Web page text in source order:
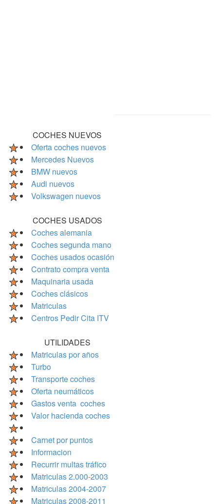
COCHES NUEVOS
Oferta coches nuevos
Mercedes Nuevos
BMW nuevos
Audi nuevos
Volkswagen nuevos
COCHES USADOS
Coches alemania
Coches segunda mano
Coches usados ocasión
Contrato compra venta
Maquinaria usada
Coches clásicos
Matriculas
Centros Pedir Cita ITV
UTILIDADES
Matriculas por años
Turbo
Transporte coches
Oferta neumáticos
Gastos venta coches
Valor hacienda coches
Carnet por puntos
Informacion
Recurrir multas tráfico
Matriculas 2.000-2003
Matriculas 2004-2007
Matriculas 2008-2011